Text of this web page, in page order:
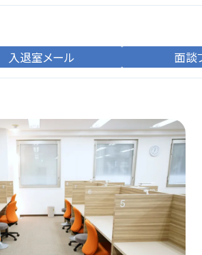
入退室メール 面談